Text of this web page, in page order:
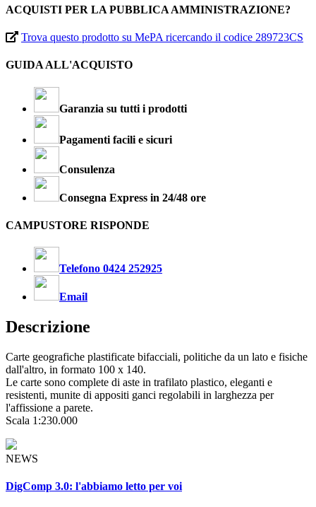
ACQUISTI PER LA PUBBLICA AMMINISTRAZIONE?
Trova questo prodotto su MePA ricercando il codice 289723CS
GUIDA ALL'ACQUISTO
Garanzia su tutti i prodotti
Pagamenti facili e sicuri
Consulenza
Consegna Express in 24/48 ore
CAMPUSTORE RISPONDE
Telefono 0424 252925
Email
Descrizione
Carte geografiche plastificate bifacciali, politiche da un lato e fisiche
dall'altro, in formato 100 x 140.
Le carte sono complete di aste in trafilato plastico, eleganti e
resistenti, munite di appositi ganci regolabili in larghezza per
l'affissione a parete.
Scala 1:230.000
NEWS
DigComp 3.0: l'abbiamo letto per voi